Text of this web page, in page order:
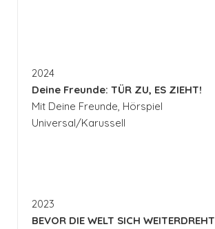
2024
Deine Freunde: TÜR ZU, ES ZIEHT!
Mit Deine Freunde, Hörspiel
Universal/Karussell
2023
BEVOR DIE WELT SICH WEITERDREHT